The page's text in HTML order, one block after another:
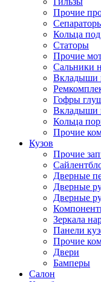
Прочие
Кольца
Статоры
Прочие
Сальники
Вкладыши
Гофры
Вкладыши
Кольца
Прочие
Кузов
Прочие
Дверные
Дверные
Дверные
Зеркала
Панели
Прочие
Двери
Бамперы
Салон